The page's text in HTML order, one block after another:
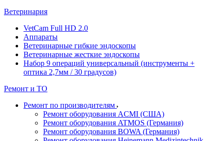
Ветеринария
VetCam Full HD 2.0
Аппараты
Ветеринарные гибкие эндоскопы
Ветеринарные жесткие эндоскопы
Набор 9 операций универсальный (инструменты +
оптика 2,7мм / 30 градусов)
Ремонт и ТО
Ремонт по производителям
Ремонт оборудования ACMI (США)
Ремонт оборудования ATMOS (Германия)
Ремонт оборудования BOWA (Германия)